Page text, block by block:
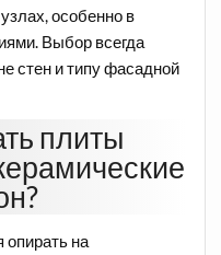
особенно в
Выбор всегда
стен и типу фасадной
плиты
опирать на